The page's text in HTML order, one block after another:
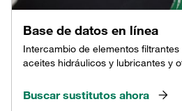
Base de datos en línea
Intercambio de elementos
aceites hidráulicos y lubricantes y
Buscar sustitutos ahora